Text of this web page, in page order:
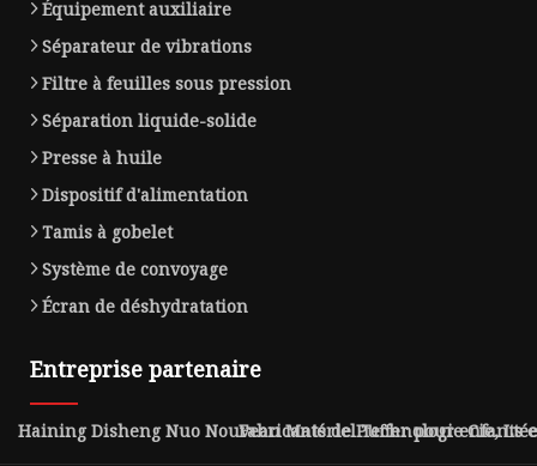
Équipement auxiliaire
Séparateur de vibrations
Filtre à feuilles sous pression
Séparation liquide-solide
Presse à huile
Dispositif d'alimentation
Tamis à gobelet
Système de convoyage
Écran de déshydratation
Entreprise partenaire
Haining Disheng Nuo Nouveau Matériel Technologie Cie, Ltée
Fabricants de Puffer pour enfants